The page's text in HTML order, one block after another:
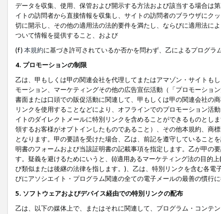
データを収集、使用、保管および開示する方法および該当する場合は
イトの訪問者から直接情報を収集し、サイトの訪問者のブラウザにク
切に開示し、その他の適用法の法的要件を満たし、ならびに適用法に
ついて情報を提供すること、および
(f) 本規約に基づき許可されているか否かを問わず、乙によるプログ
4. プロモーションの制限
乙は、甲もしくは甲の関連会社を代理してまたはアマゾン・サイトも
モーション、マーケティングその他の広告宣伝活動（「プロモーショ
書面または口頭での販促活動に関連して、甲もしくは甲の関連会社の
リンクを使用することなどにより、オフラインでのプロモーション活
イトのダイレクトメールに特別リンクを含めることができるものとし
領するお客様がオプトインしたものであること）、その他本規約、商
となります。甲の要請を受けた場合、乙は、前記を遵守していること
明書のフォームおよび当該証明書の記載事項を指定します。乙が甲の
す。疑義を避けるためにいうと、(i)適用あるマーケティング法の目的
び類似または後継の法律を指します。)、乙は、特別リンクを含む各
びにアソシエイト・プログラム関連の全ての電子メールの最善の慣行
5. ソフトウェアおよびデバイス経由での特別リンクの配布
乙は、以下の媒体上で、またはそれに関連して、プログラム・コンテ